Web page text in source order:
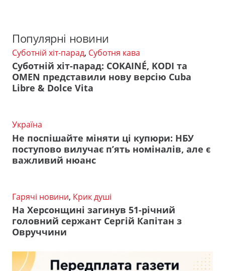
Популярні новини
Суботній хіт-парад, Суботня кава
Суботній хіт-парад: COKAINÉ, KODI та
OMEN представили нову версію Cuba
Libre & Dolce Vita
Україна
Не поспішайте міняти ці купюри: НБУ
поступово вилучає п’ять номіналів, але є
важливий нюанс
Гарячі новини, Крик душі
На Херсонщині загинув 51-річний
головний сержант Сергій Капітан з
Овруччини